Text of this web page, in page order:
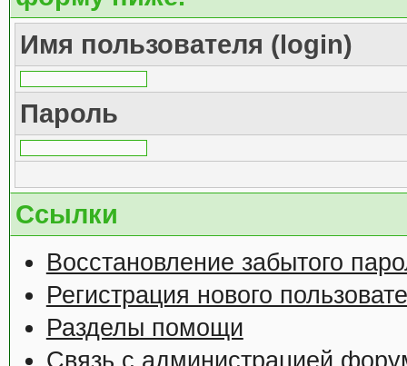
Имя пользователя (login)
Пароль
Ссылки
Восстановление забытого
Регистрация нового
Разделы помощи
Связь с администрацией